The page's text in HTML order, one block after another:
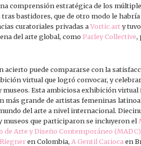
comprensión estratégica de los
bastidores, que de otro modo le
curatoriales privadas aVortic.arty
del arte global, comoParley Collective,
acierto puede compararse con la
virtual que logró convocar, y
Esta ambiciosa exhibición
más grande de artistas femeninas
del arte a nivel internacional.
museos que participaron se incluyeron el
de Arte y Diseño Contemporáneo (MADC)
en Colombia, A Gentil Carioca en